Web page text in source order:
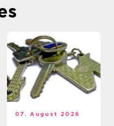
07. August 2026